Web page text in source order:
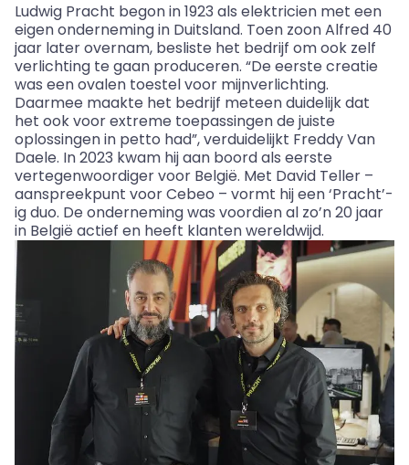
Ludwig Pracht begon in 1923 als elektricien met een
eigen onderneming in Duitsland. Toen zoon Alfred 40
jaar later overnam, besliste het bedrijf om ook zelf
verlichting te gaan produceren. “De eerste creatie
was een ovalen toestel voor mijnverlichting.
Daarmee maakte het bedrijf meteen duidelijk dat
het ook voor extreme toepassingen de juiste
oplossingen in petto had”, verduidelijkt Freddy Van
Daele. In 2023 kwam hij aan boord als eerste
vertegenwoordiger voor België. Met David Teller –
aanspreekpunt voorCebeo – vormt hij een ‘Pracht’-
igduo. De onderneming was voordien al zo’n 20 jaar
in België actief en heeft klanten wereldwijd.